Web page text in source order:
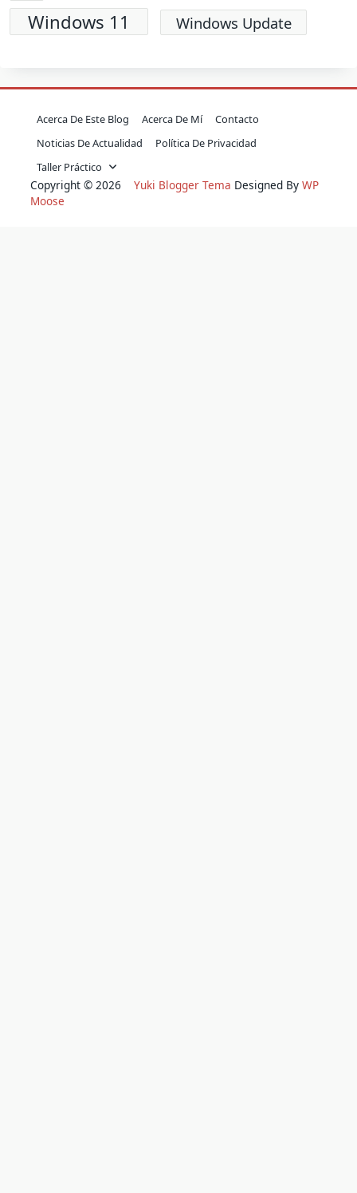
Windows 11 Windows Update
Acerca De Este Blog Acerca De Mí
Contacto
Noticias De Actualidad
Política De Privacidad
Taller Práctico
Copyright © 2026 Yuki Blogger Tema Designed By WP
Moose